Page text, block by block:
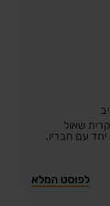
שאול
עם חבריו.
לפוסט המלא